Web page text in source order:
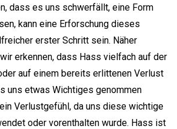
dass es uns schwerfällt, eine Form
kann eine Erforschung dieses
erster Schritt sein. Näher
erkennen, dass Hass vielfach auf der
auf einem bereits erlittenen Verlust
uns etwas Wichtiges genommen
Verlustgefühl, da uns diese wichtige
oder vorenthalten wurde. Hass ist